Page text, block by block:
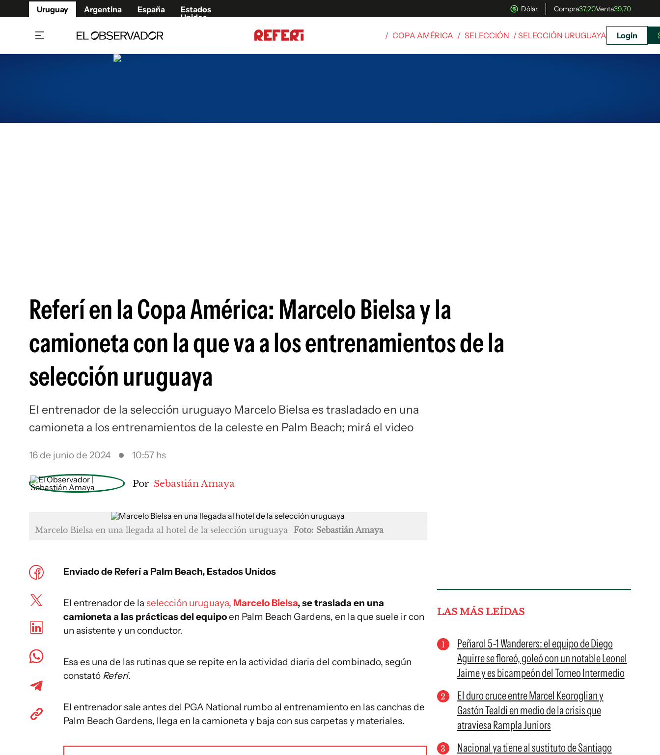
Uruguay Argentina España
Estados
Unidos
Dólar Compra37,20Venta39,70
/ COPA AMÉRICA / SELECCIÓN / SELECCIÓN URUGUAYA Login
Referí en la Copa América: Marcelo Bielsa y la
camioneta con la que va a los entrenamientos de la
selección uruguaya
El entrenador de la selección uruguayo Marcelo Bielsa es trasladado en una
camioneta a los entrenamientos de la celeste en Palm Beach; mirá el video
16 de junio de 2024 10:57 hs
Por Sebastián Amaya
Marcelo Bielsa en una llegada al hotel de la selección uruguaya Foto: Sebastián Amaya
Enviado de Referí a Palm Beach, Estados Unidos
El entrenador de la selección uruguaya, Marcelo Bielsa, se traslada en una
camioneta a las prácticas del equipoen Palm Beach Gardens, en la que suele ir con
un asistente y un conductor.
Esa es una de las rutinas que se repite en la actividad diaria del combinado, según
constató Referí.
El entrenador sale antes del PGA National rumbo al entrenamiento en las canchas de
Palm Beach Gardens, llega en la camioneta y baja con sus carpetas y materiales.
LAS MÁS LEÍDAS
Peñarol 5-1 Wanderers: el equipo de Diego
Aguirre se floreó, goleó con un notable Leonel
Jaime y es bicampeón del Torneo Intermedio
El duro cruce entre Marcel Keoroglian y
Gastón Tealdi en medio de la crisis que
atraviesa Rampla Juniors
Nacional ya tiene al sustituto de Santiago